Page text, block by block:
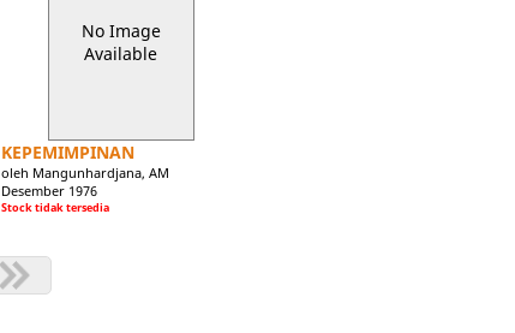
No Image
Available
KEPEMIMPINAN
oleh Mangunhardjana, AM
Desember 1976
Stock tidak tersedia